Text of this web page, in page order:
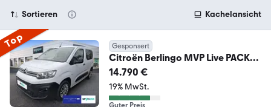
Sortieren Kachelansicht
Top Gesponsert
Citroën Berlingo MVP Live PACK
1.5 Blu
14.790 €
19% MwSt.
Guter Preis